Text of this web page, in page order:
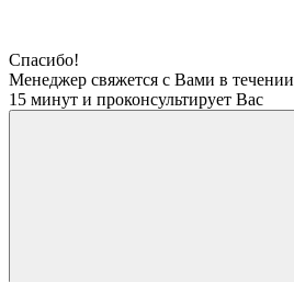
Спасибо!
Менеджер свяжется с Вами в течении
15 минут и проконсультирует Вас